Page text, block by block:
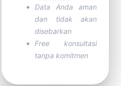
Data Anda aman
dan tidak akan
disebarkan
Free konsultasi
tanpa komitmen